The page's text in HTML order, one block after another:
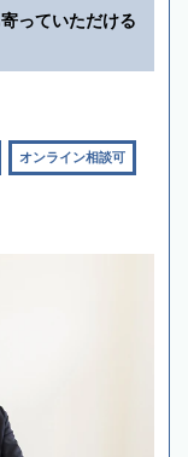
っていただける
オンライン相談可